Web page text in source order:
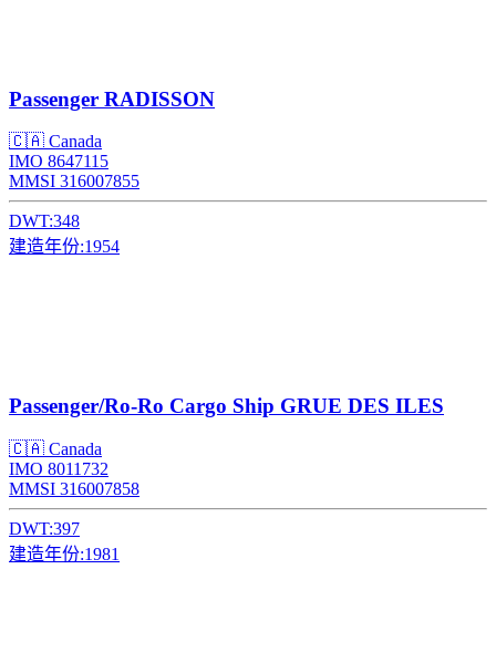
Passenger RADISSON
🇨🇦 Canada
IMO 8647115
MMSI 316007855
DWT:348
建造年份:1954
Passenger/Ro-Ro Cargo Ship GRUE DES ILES
🇨🇦 Canada
IMO 8011732
MMSI 316007858
DWT:397
建造年份:1981